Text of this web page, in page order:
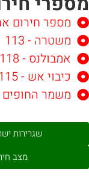
מספר חירום
משטרה - 113
אמבולנס - 118
כיבוי אש - 115
משמר החופים -
שגרירות ישראל
מצב חירום